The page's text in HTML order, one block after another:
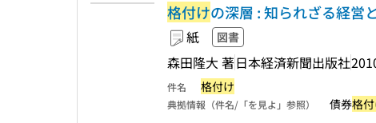
格付けの深層 : 知られざる経営
紙 図書
森田隆大 著日本経済新聞出版社
件名 格付け
典拠情報（件名/「を見よ」参照） 債券格